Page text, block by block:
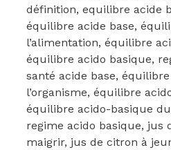
définition, equilibre acide
équilibre acide base,
l’alimentation, équilibre
équilibre acido basique,
santé acide base,
l’organisme, équilibre
équilibre acido-basique
regime acido basique, jus
maigrir, jus de citron à